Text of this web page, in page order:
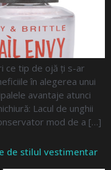
ce tip de ojă ți s-ar
în alegerea unui
avantaje atunci
Lacul de unghii
mod de a […]
de stilul vestimentar